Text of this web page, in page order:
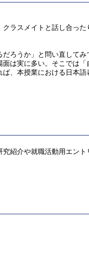
ラスメイトと話し合っ
ろうか」と問い直してみ
は実に多い。そこでは
、本授業における日本
紹介や就職活動用エン